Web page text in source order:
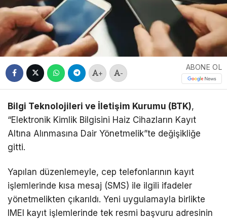
+ -
ABONE OL
Bilgi Teknolojileri ve İletişim Kurumu (BTK),
“Elektronik Kimlik Bilgisini Haiz Cihazların Kayıt
Altına Alınmasına Dair Yönetmelik”te değişikliğe
gitti.
Yapılan düzenlemeyle, cep telefonlarının kayıt
işlemlerinde kısa mesaj (SMS) ile ilgili ifadeler
yönetmelikten çıkarıldı. Yeni uygulamayla birlikte
IMEI kayıt işlemlerinde tek resmi başvuru adresinin